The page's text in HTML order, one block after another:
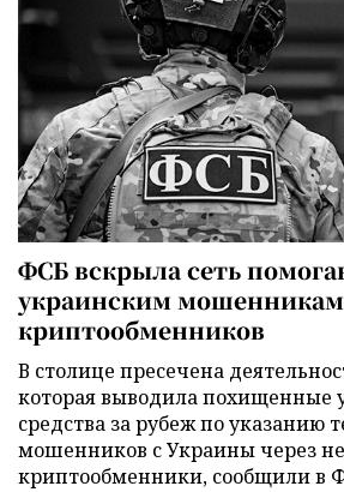
ФСБ вскрыла сеть
украинским мошенникам
криптообменников
В столице пресечена
которая выводила похищенные
средства за рубеж по указанию
мошенников с Украины через
криптообменники, сообщили в